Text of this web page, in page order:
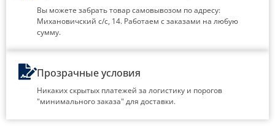
Вы можете забрать товар самовывозом по адресу:
Михановичский с/с, 14. Работаем с заказами на любую
сумму.
Прозрачные условия
Никаких скрытых платежей за логистику и порогов
"минимального заказа" для доставки.